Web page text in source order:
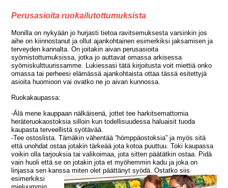
Perusasioita ruokailutottumuksista
Monilla on nykyään jo hurjasti tietoa ravitsemuksesta varsinkin jos
aihe on kiinnostanut ja ollut ajankohtainen esimerkiksi jaksamisen ja
terveyden kannalta. On joitakin aivan perusasioita
syömistottumuksissa, jotka jo auttavat omassa arkisessa
syömiskulttuurissamme. Lukiessasi tätä kirjoitusta voit miettiä onko
omassa tai perheesi elämässä ajankohtaista ottaa tässä esitettyjä
asioita huomioon vai ovatko ne jo aivan kunnossa.
Ruokakaupassa:
-Älä mene kauppaan nälkäisenä, jottet tee harkitsemattomia
heräteruokaostoksia silloin kun todellisuudessa haluaisit tuoda
kaupasta terveellistä syötävää.
-Tee ostoslista. Tämäkin vähentää “hömppäostoksia” ja myös sitä
että unohdat ostaa jotakin tärkeää jota kotoa puuttuu. Toki kaupassa
voikin olla tarjouksia tai valikoimaa, jota sitten päätätkin ostaa. Pidä
vain huoli että se on jotakin jota et myöhemmin kadu ja joka on
linjassa sen kanssa miten olet päättänyt syödä. Ostatko siis
esimerkiksi